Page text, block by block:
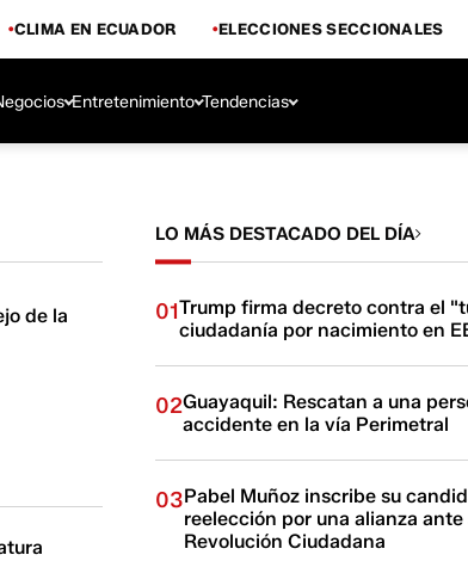
CLIMA EN ECUADOR ELECCIONES SECCIONALES
Entretenimiento Tendencias
de la
LO MÁS DESTACADO DEL DÍA
01Trump firma decreto contra el
ciudadanía por nacimiento en
02Guayaquil: Rescatan a una
accidente en la vía Perimetral
03Pabel Muñoz inscribe su
reelección por una alianza
Revolución Ciudadana